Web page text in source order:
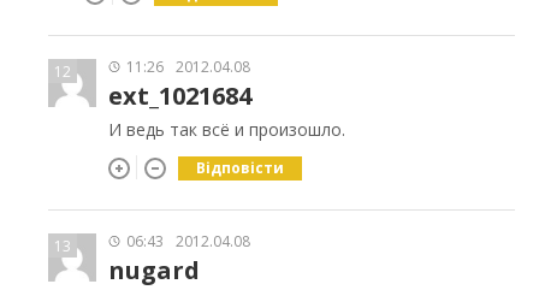
12 11:26 2012.04.08
ext_1021684
И ведь так всё и произошло.
Відповісти
13 06:43 2012.04.08
nugard